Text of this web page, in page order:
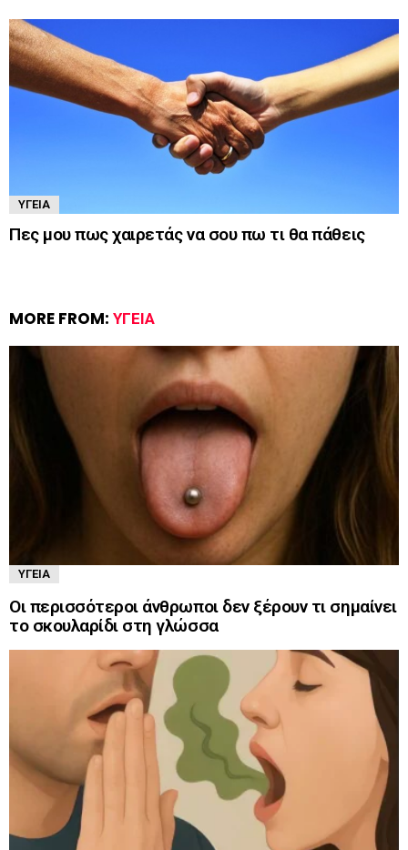
ΥΓΕΊΑ
Πες μου πως χαιρετάς να σου πω τι θα πάθεις
MORE FROM: ΥΓΕΊΑ
ΥΓΕΊΑ
Οι περισσότεροι άνθρωποι δεν ξέρουν τι σημαίνει
το σκουλαρίδι στη γλώσσα